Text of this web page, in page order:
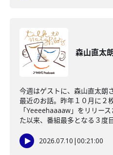
森山直太
今週はゲストに、森山直太朗
最近のお話。昨年１０月に２
「Yeeeehaaaaw」をリリー
た以来、番組最多となる３度
2026.07.10 |00:21:00